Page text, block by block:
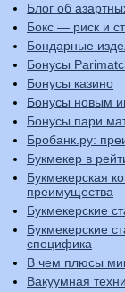
Блог об
Бокс — риск и
Бондарные
Бонусы
Бонусы казино
Бонусы новым
Бонусы пари
Бробанк.ру:
Букмекер в
Букмекерская
преимущества
Букмекерские
Букмекерские
специфика
В чем плюсы
Вакуумная